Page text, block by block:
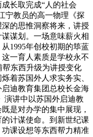
长取完成“人的社会
宁教员的高一物理《探
的思惟洞察将来，讲授
谋划。一场意味薪火相
1995年创校初期的筚蓝
一育人素质是学校永不
东西升级为讲授变化
着苏国外人求实务实、
迪教育集团总校长金海
演讲中以苏国外启迪教
是对办学的集中展现，
计谋使命。到新世纪课
课设想等东西帮力精准